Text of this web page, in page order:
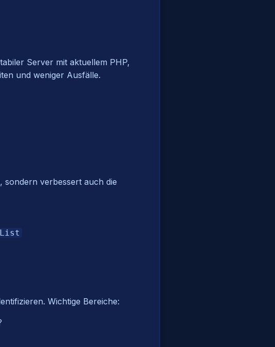
Server mit aktuellem PHP,
und weniger Ausfälle.
sondern verbessert auch die
Wichtige Bereiche: